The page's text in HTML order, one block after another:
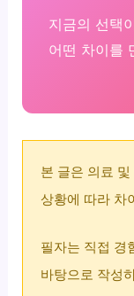
지금의 선택
어떤 차이를
본 글은 의료
상황에 따라 차
필자는 직접 경
바탕으로 작성